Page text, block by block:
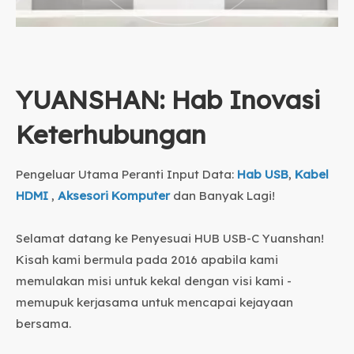
YUANSHAN: Hab Inovasi
Keterhubungan
Pengeluar Utama Peranti Input Data: Hab USB, Kabel
HDMI , Aksesori Komputer dan Banyak Lagi!
Selamat datang ke Penyesuai HUB USB-C Yuanshan!
Kisah kami bermula pada 2016 apabila kami
memulakan misi untuk kekal dengan visi kami -
memupuk kerjasama untuk mencapai kejayaan
bersama.